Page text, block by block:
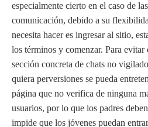
especialmente cierto en el caso de
comunicación, debido a su
necesita hacer es ingresar al sitio,
los términos y comenzar. Para evitar
sección concreta de chats no
quiera perversiones se pueda
página que no verifica de ninguna
usuarios, por lo que los padres
impide que los jóvenes puedan